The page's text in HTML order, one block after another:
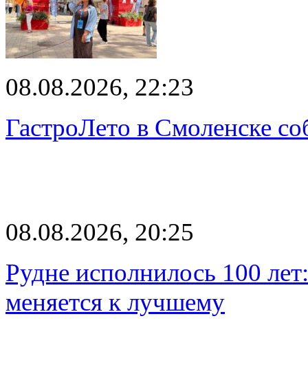
08.08.2026, 22:23
ГастроЛето в Смоленске
08.08.2026, 20:25
Рудне исполнилось 100
меняется к лучшему